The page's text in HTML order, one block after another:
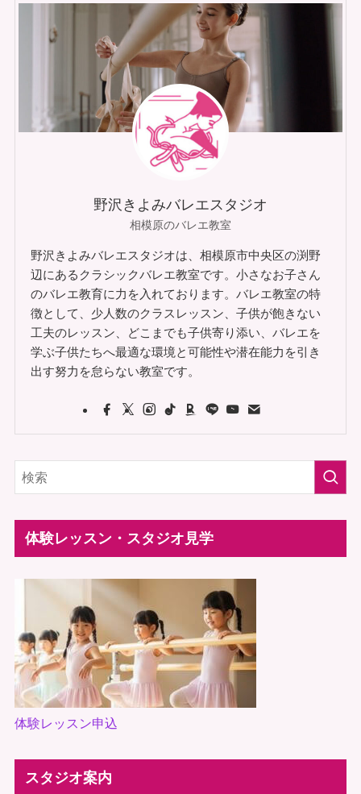
野沢きよみバレエスタジオ
相模原のバレエ教室
野沢きよみバレエスタジオは、相模原市中央区の渕野
辺にあるクラシックバレエ教室です。小さなお子さん
のバレエ教育に力を入れております。バレエ教室の特
徴として、少人数のクラスレッスン、子供が飽きない
工夫のレッスン、どこまでも子供寄り添い、バレエを
学ぶ子供たちへ最適な環境と可能性や潜在能力を引き
出す努力を怠らない教室です。
体験レッスン・スタジオ見学
体験レッスン申込
スタジオ案内